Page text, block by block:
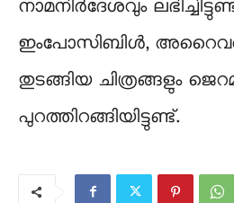
നാമനിർദേശവും
ഇംപോസിബിൾ,
തുടങ്ങിയ ചിത്രങ്ങളും
പുറത്തിറങ്ങിയിട്ടുണ്ട്.